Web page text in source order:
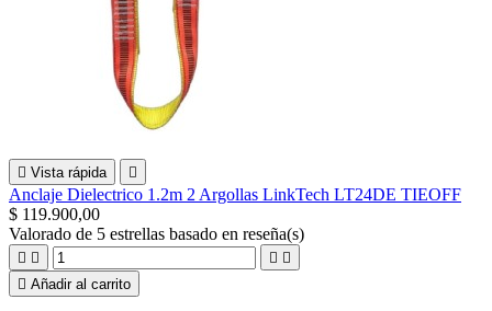
 Vista rápida 
Anclaje Dielectrico 1.2m 2 Argollas LinkTech LT24DE TIEOFF
$ 119.900,00
Valorado de 5 estrellas basado en reseña(s)
   
 Añadir al carrito